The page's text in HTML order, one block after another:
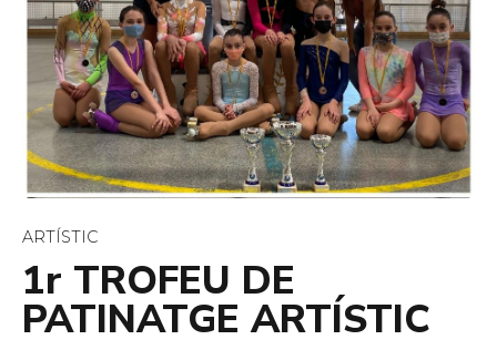
ARTÍSTIC
1r TROFEU DE
PATINATGE ARTÍSTIC